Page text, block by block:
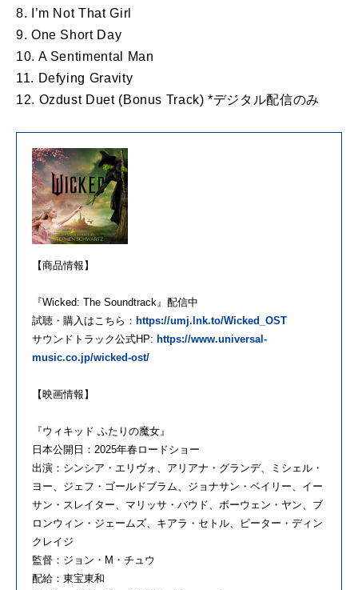
8. I’m Not That Girl
9. One Short Day
10. A Sentimental Man
11. Defying Gravity
12. Ozdust Duet (Bonus Track) *デジタル配信のみ
【商品情報】
『Wicked: The Soundtrack』配信中
試聴・購入はこちら： https://umj.lnk.to/Wicked_OST
サウンドトラック公式HP: https://www.universal-
music.co.jp/wicked-ost/
【映画情報】
『ウィキッド ふたりの魔女』
日本公開日：2025年春ロードショー
出演：シンシア・エリヴォ、アリアナ・グランデ、ミシェル・
ヨー、ジェフ・ゴールドブラム、ジョナサン・ベイリー、イー
サン・スレイター、マリッサ・バウド、ボーウェン・ヤン、ブ
ロンウィン・ジェームズ、キアラ・セトル、ピーター・ディン
クレイジ
監督：ジョン・M・チュウ
配給：東宝東和